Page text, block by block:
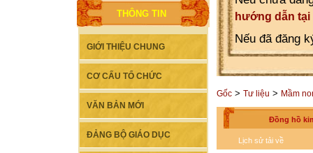
THÔNG TIN
GIỚI THIỆU CHUNG
CƠ CẤU TỔ CHỨC
VĂN BẢN MỚI
ĐẢNG BỘ GIÁO DỤC
hướng dẫn tại
Nếu đã đăng
Gốc > Tư liệu > Mầm
Đồng hồ
Lịch sử tải về